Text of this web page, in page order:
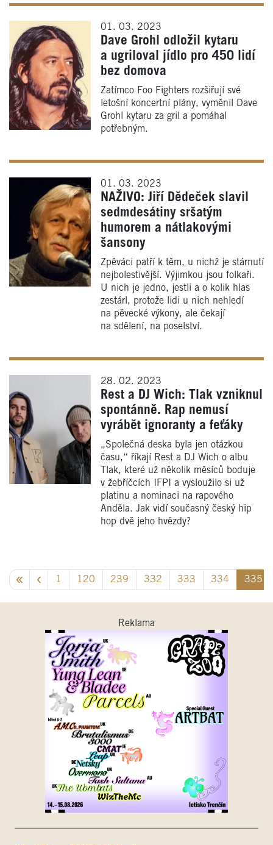
01. 03. 2023
Dave Grohl odložil kytaru
a ugriloval jídlo pro 450 lidí
bez domova
Zatímco Foo Fighters rozšiřují své
letošní koncertní plány, vyměnil Dave
Grohl kytaru za gril a pomáhal
potřebným.
01. 03. 2023
NAŽIVO: Jiří Dědeček slavil
sedmdesátiny sršatým
humorem a nátlakovými
šansony
Zpěváci patří k těm, u nichž je stárnutí
nejbolestivější. Výjimkou jsou folkaři.
U nich je jedno, jestli a o kolik hlas
zestárl, protože lidi u nich nehledí
na pěvecké výkony, ale čekají
na sdělení, na poselství.
28. 02. 2023
Rest a DJ Wich: Tlak vzniknul
spontánně. Rap nemusí
vyrábět ignoranty a feťáky
„Společná deska byla jen otázkou
času,“ říkají Rest a DJ Wich o albu
Tlak, které už několik měsíců boduje
v žebříčcích IFPI a vysloužilo si už
platinu a nominaci na rapového
Anděla. Jak vidí současný český hip
hop dvě jeho hvězdy?
1 120 239 332 333 334 335
Reklama